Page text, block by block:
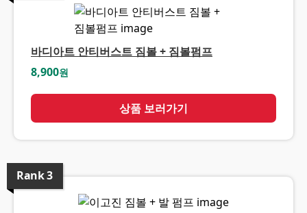
바디아트 안티버스트 짐볼 + 짐볼펌프
8,900원
상품 보러가기
Rank3